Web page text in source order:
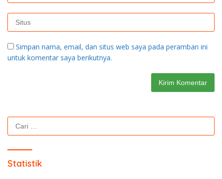
Simpan nama, email, dan situs web saya pada peramban ini
untuk komentar saya berikutnya.
Cari
untuk:
Statistik